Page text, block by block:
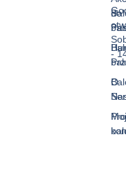
do
O
-